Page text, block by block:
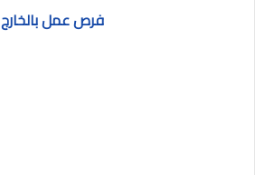
فرص عمل بالخارج